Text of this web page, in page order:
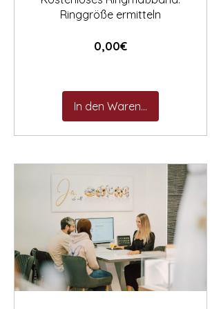
Ringgröße ermitteln
0,00€Preis
In den Warenkorb